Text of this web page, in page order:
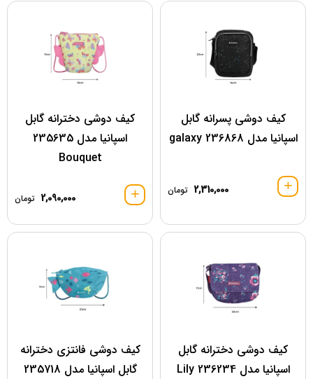
کیف دوشی پسرانه گابل
اسپانیا مدل 236868 galaxy
2,310,000 تومان
کیف دوشی دخترانه گابل
اسپانیا مدل 235635
Bouquet
2,090,000 تومان
کیف دوشی دخترانه گابل
اسپانیا مدل 236234 Lily
کیف دوشی فانتزی دخترانه
گابل اسپانیا مدل 235718